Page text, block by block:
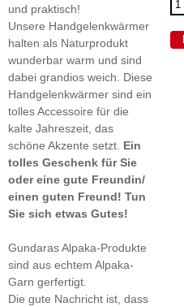
und praktisch!
Unsere Handgelenkwärmer
halten als Naturprodukt
wunderbar warm und sind
dabei grandios weich. Diese
Handgelenkwärmer sind ein
tolles Accessoire für die
kalte Jahreszeit, das
schöne Akzente setzt. Ein
tolles Geschenk für Sie
oder eine gute Freundin/
einen guten Freund! Tun
Sie sich etwas Gutes!
Gundaras Alpaka-Produkte
sind aus echtem Alpaka-
Garn gerfertigt.
Die gute Nachricht ist, dass